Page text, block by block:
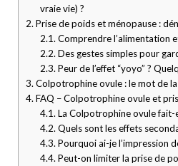
vraie vie) ?
2. Prise de poids et ménopause :
2.1. Comprendre l’alimentation
2.2. Des gestes simples pour
2.3. Peur de l’effet “yoyo” ?
3. Colpotrophine ovule : le mot de
4. FAQ – Colpotrophine ovule et
4.1. La Colpotrophine ovule fait-
4.2. Quels sont les effets
4.3. Pourquoi ai-je l’impression
4.4. Peut-on limiter la prise de